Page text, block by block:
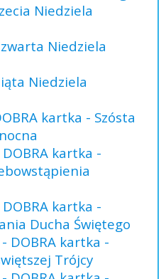
Niedziela
Niedziela
Niedziela
kartka - Szósta
kartka -
kartka -
Ducha Świętego
DOBRA kartka -
Trójcy